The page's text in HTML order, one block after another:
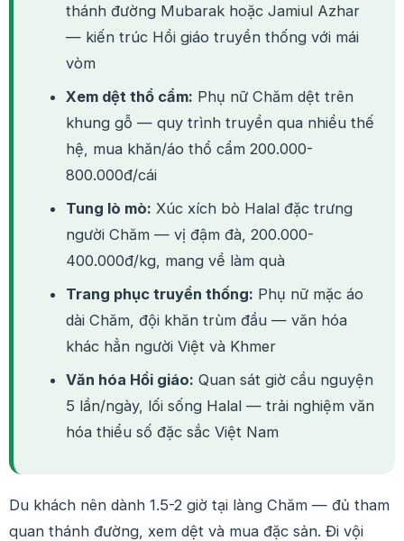
thánh đường Mubarak hoặc Jamiul Azhar
— kiến trúc Hồi giáo truyền thống với mái
vòm
Xem dệt thổ cẩm: Phụ nữ Chăm dệt trên
khung gỗ — quy trình truyền qua nhiều thế
hệ, mua khăn/áo thổ cẩm 200.000-
800.000đ/cái
Tung lò mò: Xúc xích bò Halal đặc trưng
người Chăm — vị đậm đà, 200.000-
400.000đ/kg, mang về làm quà
Trang phục truyền thống: Phụ nữ mặc áo
dài Chăm, đội khăn trùm đầu — văn hóa
khác hẳn người Việt và Khmer
Văn hóa Hồi giáo: Quan sát giờ cầu nguyện
5 lần/ngày, lối sống Halal — trải nghiệm văn
hóa thiểu số đặc sắc Việt Nam
Du khách nên dành 1.5-2 giờ tại làng Chăm — đủ tham
quan thánh đường, xem dệt và mua đặc sản. Đi vội